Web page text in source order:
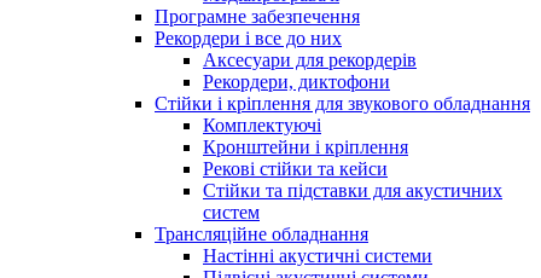
Програмне забезпечення
Рекордери і все до них
Аксесуари для рекордерів
Рекордери, диктофони
Стійки і кріплення для звукового обладнання
Комплектуючі
Кронштейни і кріплення
Рекові стійки та кейси
Стійки та підставки для акустичних
систем
Трансляційне обладнання
Настінні акустичні системи